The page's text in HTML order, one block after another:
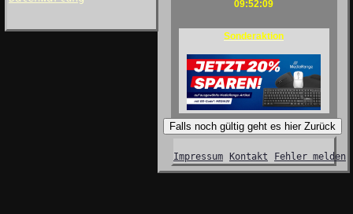
09:52:09
Sonderaktion
Falls noch gültig geht es hier Zurück
Impressum Kontakt Fehler melden